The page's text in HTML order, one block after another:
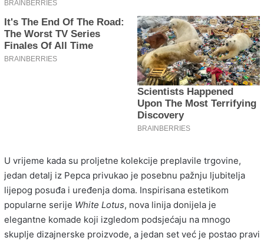
U vrijeme kada su proljetne kolekcije preplavile trgovine,
jedan detalj iz Pepca privukao je posebnu pažnju ljubitelja
lijepog posuđa i uređenja doma. Inspirisana estetikom
popularne serije White Lotus, nova linija donijela je
elegantne komade koji izgledom podsjećaju na mnogo
skuplje dizajnerske proizvode, a jedan set već je postao pravi